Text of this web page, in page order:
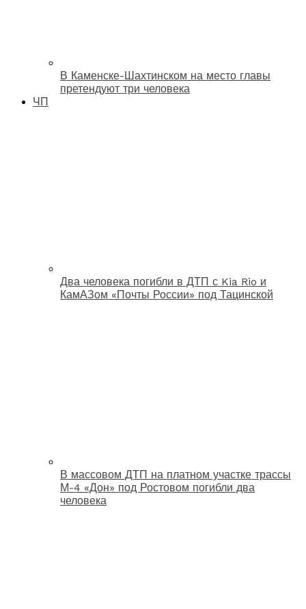
В Каменске-Шахтинском на место главы
претендуют три человека
ЧП
Два человека погибли в ДТП с Kia Rio и
КамАЗом «Почты России» под Тацинской
В массовом ДТП на платном участке трассы
М-4 «Дон» под Ростовом погибли два
человека